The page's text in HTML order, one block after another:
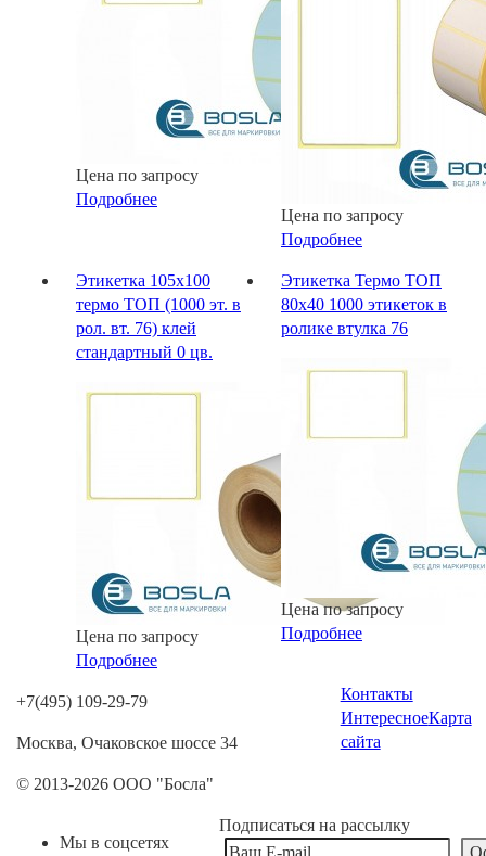
Цена по запросу
Подробнее
Цена по запросу
Подробнее
Этикетка 105х100
термо ТОП (1000 эт. в
рол. вт. 76) клей
стандартный 0 цв.
Цена по запросу
Подробнее
Этикетка Термо ТОП
80х40 1000 этикеток в
ролике втулка 76
Цена по запросу
Подробнее
+7(495) 109-29-79
Москва, Очаковское шоссе 34
© 2013-2026 ООО "Босла"
Контакты
ИнтересноеКарта
сайта
Мы в соцсетях
Подписаться на рассылку